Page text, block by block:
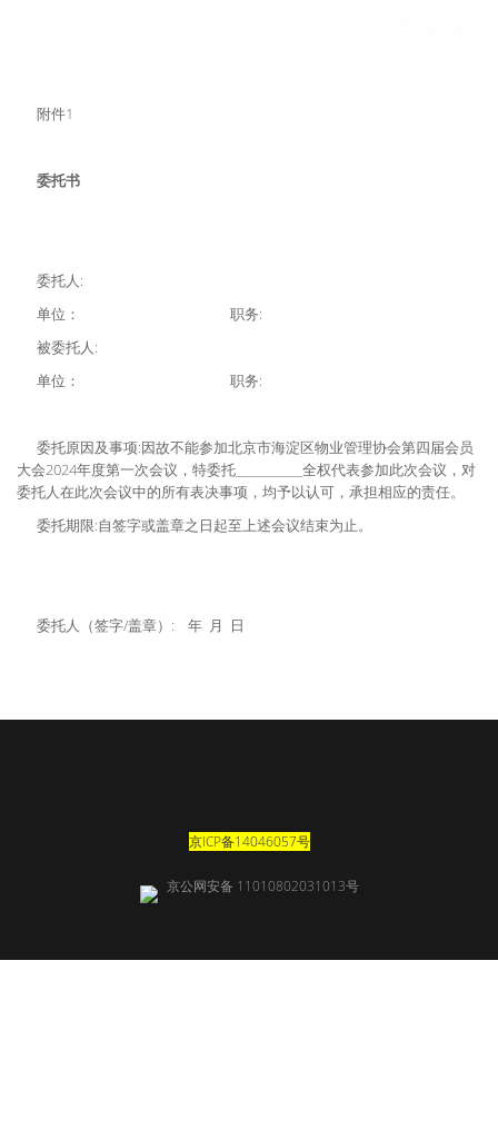
附件1
委托书
委托人:
单位： 职务:
被委托人:
单位： 职务:
委托原因及事项:因故不能参加北京市海淀区物业管理协会第四届会员
大会2024年度第一次会议，特委托____________全权代表参加此次会议，对
委托人在此次会议中的所有表决事项，均予以认可，承担相应的责任。
委托期限:自签字或盖章之日起至上述会议结束为止。
委托人（签字/盖章）: 年 月 日
京ICP备14046057号
京公网安备 11010802031013号